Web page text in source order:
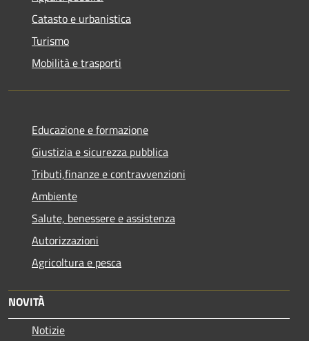
Catasto e urbanistica
Turismo
Mobilità e trasporti
Educazione e formazione
Giustizia e sicurezza pubblica
Tributi,finanze e contravvenzioni
Ambiente
Salute, benessere e assistenza
Autorizzazioni
Agricoltura e pesca
NOVITÀ
Notizie